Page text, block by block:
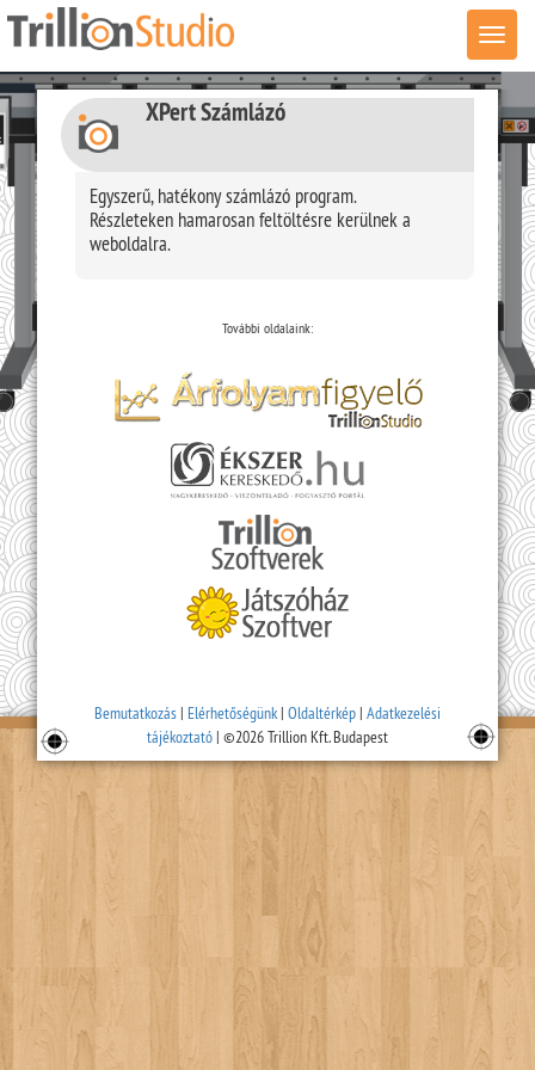
Menü
XPert Számlázó
Egyszerű, hatékony számlázó program.
Részleteken hamarosan feltöltésre kerülnek a
weboldalra.
További oldalaink:
Bemutatkozás| Elérhetőségünk| Oldaltérkép| Adatkezelési
tájékoztató| ©2026 Trillion Kft. Budapest